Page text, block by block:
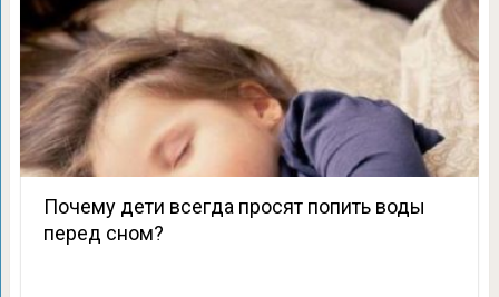
Почему дети всегда просят попить воды
перед сном?